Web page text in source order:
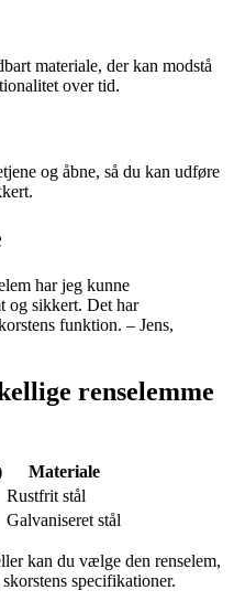
materiale, der kan modstå
over tid.
og åbne, så du kan udføre
har jeg kunne
og sikkert. Det har
funktion. – Jens,
renselemme
Materiale
Rustfrit stål
Galvaniseret stål
kan du vælge den renselem,
specifikationer.